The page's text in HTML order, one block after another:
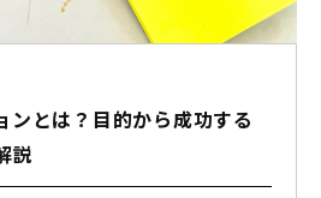
ンとは？目的から成功する
説